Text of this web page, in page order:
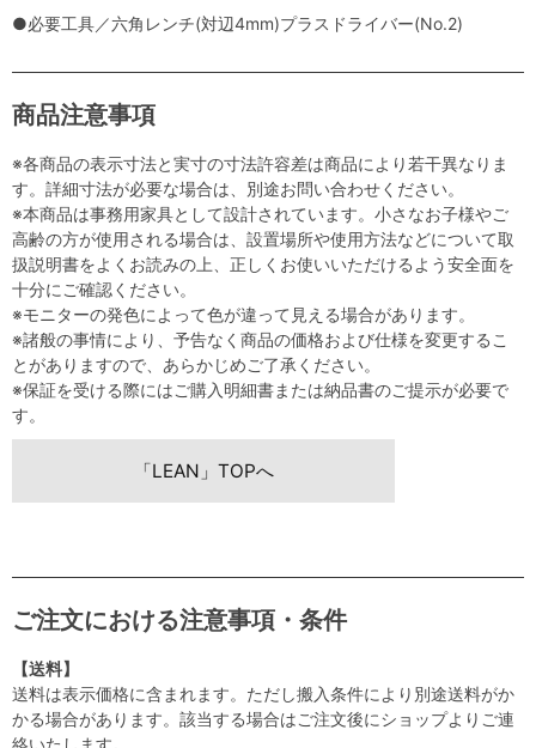
●必要工具／六角レンチ(対辺4mm)プラスドライバー(No.2)
商品注意事項
※各商品の表示寸法と実寸の寸法許容差は商品により若干異なりま
す。詳細寸法が必要な場合は、別途お問い合わせください。
※本商品は事務用家具として設計されています。小さなお子様やご
高齢の方が使用される場合は、設置場所や使用方法などについて取
扱説明書をよくお読みの上、正しくお使いいただけるよう安全面を
十分にご確認ください。
※モニターの発色によって色が違って見える場合があります。
※諸般の事情により、予告なく商品の価格および仕様を変更するこ
とがありますので、あらかじめご了承ください。
※保証を受ける際にはご購入明細書または納品書のご提示が必要で
す。
「LEAN」TOPへ
ご注文における注意事項・条件
【送料】
送料は表示価格に含まれます。ただし搬入条件により別途送料がか
かる場合があります。該当する場合はご注文後にショップよりご連